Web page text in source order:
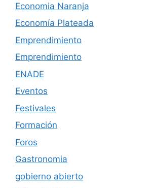
Economia Naranja
Economía Plateada
Emprendimiento
Emprendimiento
ENADE
Eventos
Festivales
Formación
Foros
Gastronomia
gobierno abierto